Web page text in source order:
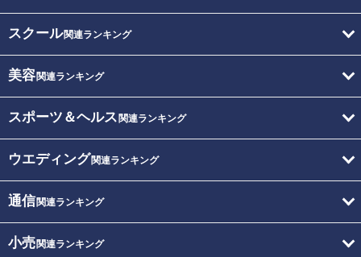
スクール関連ランキング
美容関連ランキング
スポーツ＆ヘルス 関連ランキング
ウエディング関連ランキング
通信関連ランキング
小売関連ランキング